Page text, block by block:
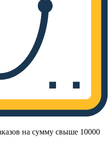
на сумму свыше 10000